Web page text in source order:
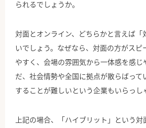
られるでしょうか。
対面とオンライン、どちらかと言えば「
いでしょう。なぜなら、対面の方がスピ
やすく、会場の雰囲気から一体感を感じ
だ、社会情勢や全国に拠点が散らばって
することが難しいという企業もいらっし
上記の場合、「ハイブリット」という